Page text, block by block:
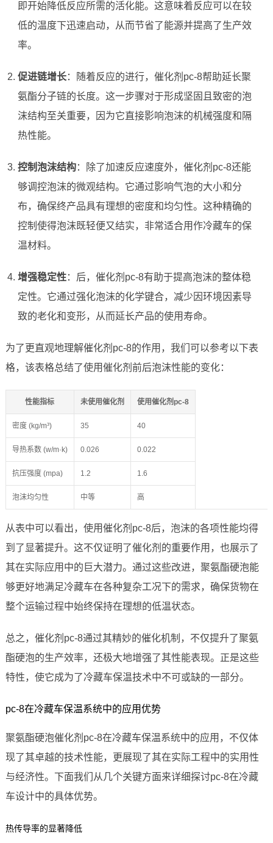
即开始降低反应所需的活化能。这意味着反应可以在较
低的温度下迅速启动，从而节省了能源并提高了生产效
率。
促进链增长：随着反应的进行，催化剂pc-8帮助延长聚
氨酯分子链的长度。这一步骤对于形成坚固且致密的泡
沫结构至关重要，因为它直接影响泡沫的机械强度和隔
热性能。
控制泡沫结构：除了加速反应速度外，催化剂pc-8还能
够调控泡沫的微观结构。它通过影响气泡的大小和分
布，确保终产品具有理想的密度和均匀性。这种精确的
控制使得泡沫既轻便又结实，非常适合用作冷藏车的保
温材料。
增强稳定性：后，催化剂pc-8有助于提高泡沫的整体稳
定性。它通过强化泡沫的化学键合，减少因环境因素导
致的老化和变形，从而延长产品的使用寿命。
为了更直观地理解催化剂pc-8的作用，我们可以参考以下表
格，该表格总结了使用催化剂前后泡沫性能的变化：
性能指标 未使用催化剂 使用催化剂pc-8
密度 (kg/m³) 35 40
导热系数 (w/m·k) 0.026 0.022
抗压强度 (mpa) 1.2 1.6
泡沫均匀性 中等 高
从表中可以看出，使用催化剂pc-8后，泡沫的各项性能均得
到了显著提升。这不仅证明了催化剂的重要作用，也展示了
其在实际应用中的巨大潜力。通过这些改进，聚氨酯硬泡能
够更好地满足冷藏车在各种复杂工况下的需求，确保货物在
整个运输过程中始终保持在理想的低温状态。
总之，催化剂pc-8通过其精妙的催化机制，不仅提升了聚氨
酯硬泡的生产效率，还极大地增强了其性能表现。正是这些
特性，使它成为了冷藏车保温技术中不可或缺的一部分。
pc-8在冷藏车保温系统中的应用优势
聚氨酯硬泡催化剂pc-8在冷藏车保温系统中的应用，不仅体
现了其卓越的技术性能，更展现了其在实际工程中的实用性
与经济性。下面我们从几个关键方面来详细探讨pc-8在冷藏
车设计中的具体优势。
热传导率的显著降低